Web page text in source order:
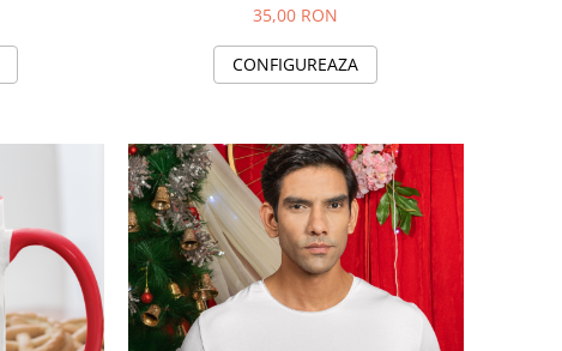
35,00 RON
CONFIGUREAZA